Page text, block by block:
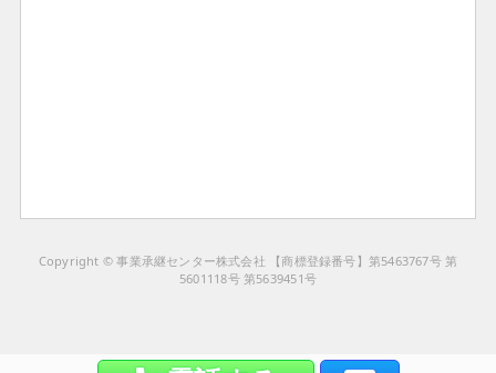
Copyright © 事業承継センター株式会社 【商標登録番号】第5463767号 第
5601118号 第5639451号